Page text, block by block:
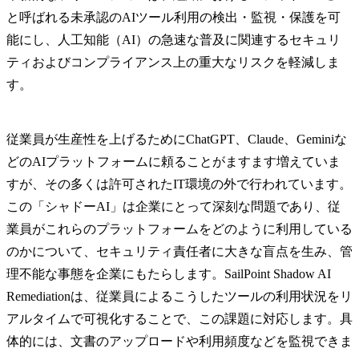
と呼ばれる未承認のAIツール利用の検出・監視・保護を可
能にし、人工知能（AI）の急速な普及に関連するセキュリ
ティおよびコンプライアンス上の重大なリスクを軽減しま
す。
従業員が生産性を上げるためにChatGPT、Claude、Geminiな
どのAIプラットフォームに頼ることがますます増えていま
すが、その多くは許可されたIT環境の外で行われています。
この「シャドーAI」は企業にとって深刻な問題であり、従
業員がこれらのプラットフォームをどのように利用している
のかについて、セキュリティ責任者に大きな盲点を生み、管
理不能な事態を企業にもたらします。SailPoint Shadow AI
Remediationは、従業員によるこうしたツールの利用状況をリ
アルタイムで可視化することで、この課題に対応します。具
体的には、文書のアップロードや利用頻度などを監視できま